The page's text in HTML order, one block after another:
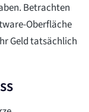
Betrachten
Oberfläche
Geld tatsächlich